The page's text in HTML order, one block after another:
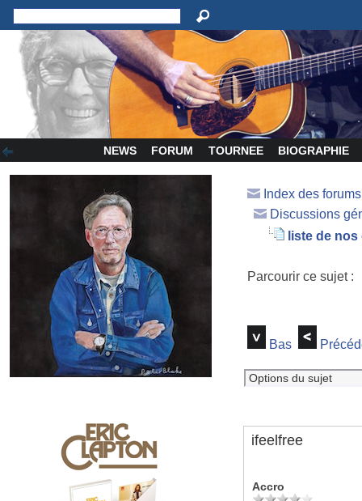
NEWS FORUM TOURNEE BIOGRAPHIE
Index des
Discussions
liste de
Parcourir ce sujet
Bas
ifeelfree
Accro